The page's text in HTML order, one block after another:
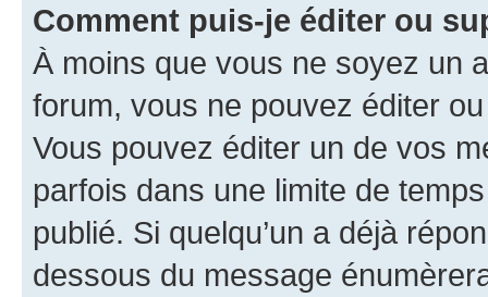
Comment puis-je éditer ou
À moins que vous ne soyez un
forum, vous ne pouvez éditer
Vous pouvez éditer un de vos
parfois dans une limite de
publié. Si quelqu’un a déjà
dessous du message